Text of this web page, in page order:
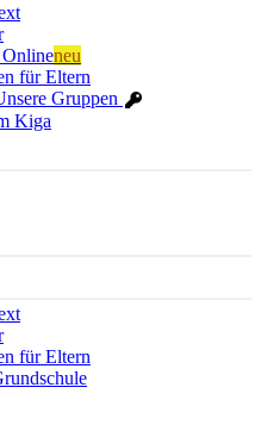
neu
für Eltern
Gruppen
Kiga
für Eltern